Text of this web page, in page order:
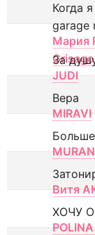
Когда
garage
Мария
За
JUDI
Вера
MIRAVI
Витя
ХОЧУ